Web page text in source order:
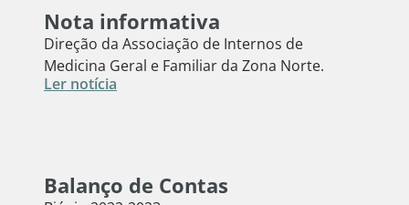
Nota informativa
Direção da Associação de Internos de
Medicina Geral e Familiar da Zona Norte.
Ler notícia
Balanço de Contas